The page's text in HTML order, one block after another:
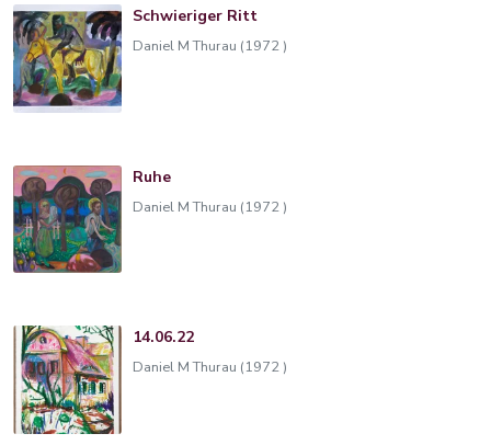
Schwieriger Ritt
Daniel M Thurau (1972 )
Ruhe
Daniel M Thurau (1972 )
14.06.22
Daniel M Thurau (1972 )